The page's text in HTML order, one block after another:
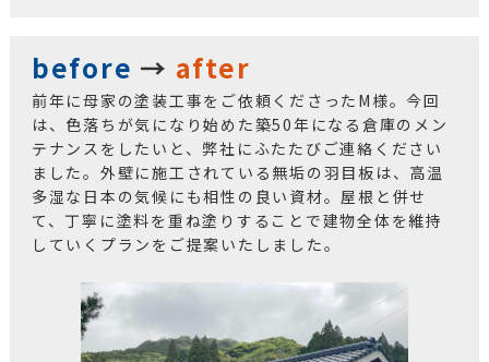
before → after
前年に母家の塗装工事をご依頼くださったM様。今回
は、色落ちが気になり始めた築50年になる倉庫のメン
テナンスをしたいと、弊社にふたたびご連絡ください
ました。外壁に施工されている無垢の羽目板は、高温
多湿な日本の気候にも相性の良い資材。屋根と併せ
て、丁寧に塗料を重ね塗りすることで建物全体を維持
していくプランをご提案いたしました。